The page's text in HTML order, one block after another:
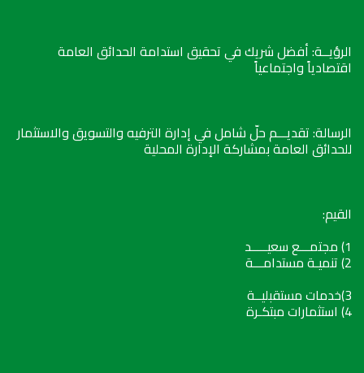
الرؤيــة: أفضل شريك في تحقيق استدامة الحدائق العامة
اقتصادياً واجتماعياً
الرسالة: تقديـــم حلّ شامل في إدارة الترفيه والتسويق والاستثمار
للحدائق العامة بمشاركة الإدارة المحلية
القيم:
1) مجتمـــع سعيـــــد
2) تنميـة مستدامـــة
3)خدمات مستقبليــة
4) استثمارات مبتكـرة